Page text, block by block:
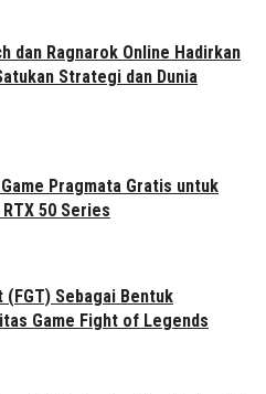
dan Ragnarok Online Hadirkan
Strategi dan Dunia
Pragmata Gratis untuk
50 Series
(FGT) Sebagai Bentuk
Game Fight of Legends